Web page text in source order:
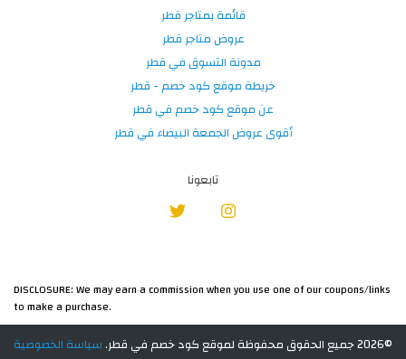
قائمة بمتاجر قطر
عروض متاجر قطر
مدونة التسوق في قطر
خريطة موقع كود خصم - قطر
عن موقع كود خصم في قطر
أقوى عروض الجمعة البيضاء في قطر
تابعونا
DISCLOSURE: We may earn a commission when you use one of our coupons/links
to make a purchase.
©2026 جميع الحقوق محفوظة لموقع كود خصم في قطر. سياسة الخصوصية